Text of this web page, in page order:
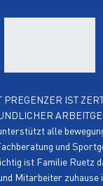
PREGENZER IST
alle
und
ist Familie Ruetz
Mitarbeiter zuhause